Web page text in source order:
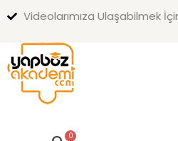
Videolarımıza Ulaşabilmek